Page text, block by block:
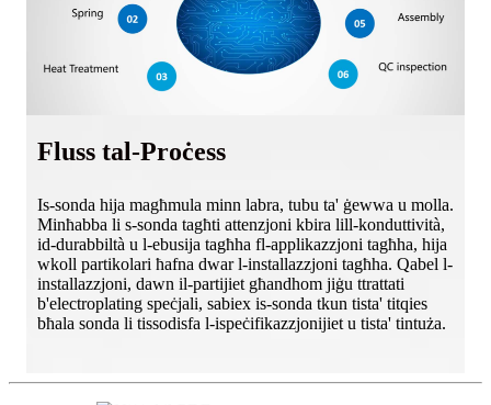
Fluss tal-Proċess
Is-sonda hija magħmula minn labra, tubu ta' ġewwa u molla.
Minħabba li s-sonda tagħti attenzjoni kbira lill-konduttività,
id-durabbiltà u l-ebusija tagħha fl-applikazzjoni tagħha, hija
wkoll partikolari ħafna dwar l-installazzjoni tagħha. Qabel l-
installazzjoni, dawn il-partijiet għandhom jiġu ttrattati
b'electroplating speċjali, sabiex is-sonda tkun tista' titqies
bħala sonda li tissodisfa l-ispeċifikazzjonijiet u tista' tintuża.